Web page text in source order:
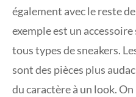
également avec le reste
exemple est un accessoire
tous types de sneakers.
sont des pièces plus
du caractère à un look.